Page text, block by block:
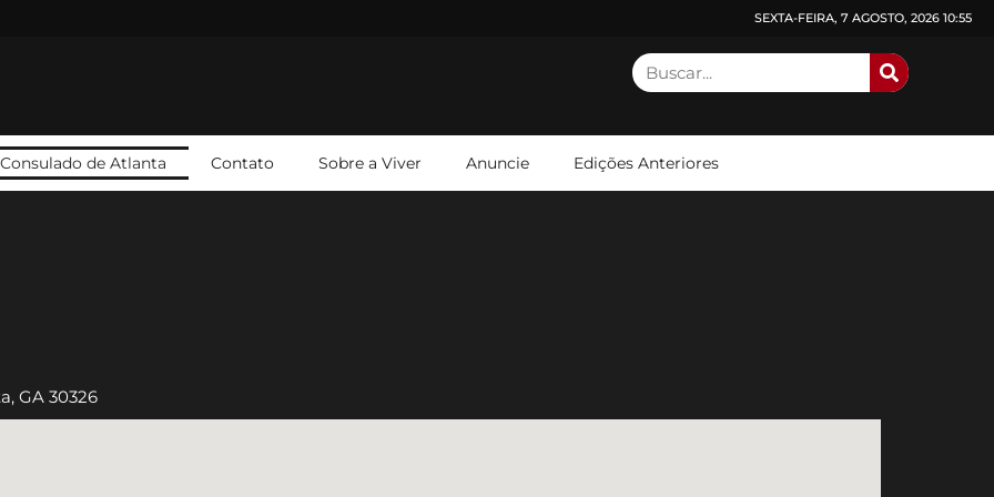
SEXTA-FEIRA, 7 AGOSTO, 2026 10:55
Consulado de Atlanta Contato Sobre a Viver Anuncie Edições Anteriores
GA 30326